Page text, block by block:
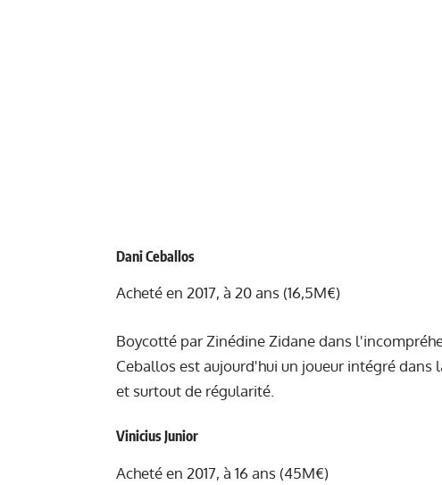
Dani Ceballos
Acheté en 2017, à 20 ans (16,5M€)
Boycotté par Zinédine Zidane dans
Ceballos est aujourd'hui un joueur intégré
et surtout de régularité.
Vinicius Junior
Acheté en 2017, à 16 ans (45M€)